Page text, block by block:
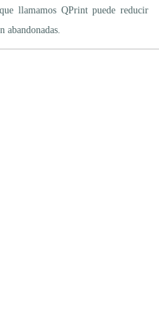
llamamos QPrint puede reducir
abandonadas.